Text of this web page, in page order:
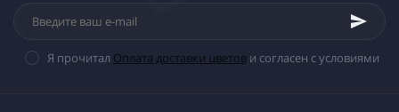
Я прочитал Оплата доставки цветови согласен с условиями